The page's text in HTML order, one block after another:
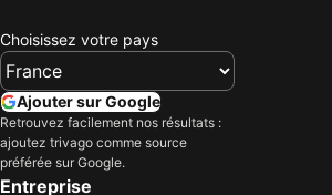
Choisissez votre pays
Ajouter sur Google
Retrouvez facilement nos résultats :
ajoutez trivago comme source
préférée sur Google.
Entreprise